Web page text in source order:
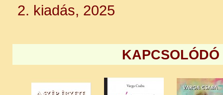
2. kiadás, 2025